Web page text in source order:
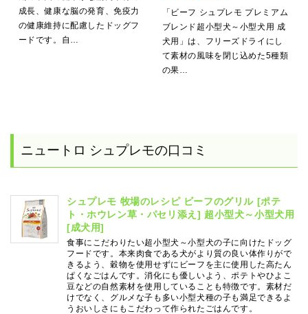
成長、健康な脳の発育、免疫力
の健康維持に配慮したドッグフ
ードです。自…
「ビーフ シュプレモ プレミアム
ブレンド超小型犬～小型犬用 成
犬用」は、フリーズドライにし
て素材の風味を閉じ込めた5種類
の果…
ニュートロ シュプレモの口コミ
シュプレモ 牧場のレシピ ビーフのグリル [ポテ
ト・ホウレン草・パセリ添え] 超小型犬～小型犬用
[成犬用]
食事にこだわりたい超小型犬～小型犬の子に向けたドッグ
フードです。本来肉食である犬がより質の良い体作りがで
きるよう、穀物を使用せずにビーフを主に使用した高たん
ぱくなごはんです。消化にも優しいよう、ポテトやひよこ
豆などの自然素材を使用していることも特徴です。素材だ
けでなく、グルメな子も多い小型犬種の子も満足できるよ
うおいしさにもこだわって作られたごはんです。